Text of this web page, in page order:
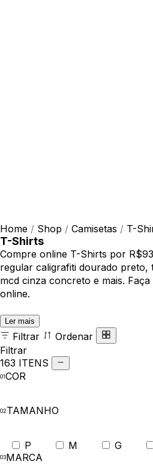
Home / Shop / Camisetas / T-
T-Shirts
Compre online T-Shirts por
regular caligrafiti dourado preto,
mcd cinza concreto e mais.
online.
Ler mais
Filtrar
Ordenar
Filtrar
163 ITENS
COR
TAMANHO
P M G
MARCA